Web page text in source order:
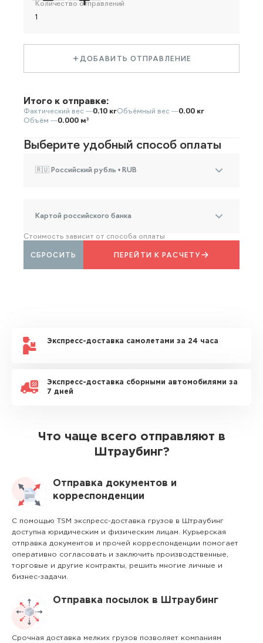
Количество отправлений
ДОБАВИТЬ ОТПРАВЛЕНИЕ
Итого к отправке:
Фактический вес —0.10 кгОбъёмный вес —0.00 кг
Объём —0.000 м³
Выберите удобный способ оплаты
🇷🇺 Российский рубль • RUB
Картой российского банка
Стоимость зависит от способа оплаты
ПЕРЕЙТИ К РАСЧЕТУ
СБРОСИТЬ
Экспресс-доставка самолетами за 24 часа
Экспресс-доставка сборными автомобилями за
7 дней
Что чаще всего отправляют в
Штраубинг?
Отправка документов и
корреспонденции
С помощью TSM экспресс-доставка грузов в Штраубинг
доступна юридическим и физическим лицам. Курьерская
отправка документов и прочей корреспонденции помогает
оперативно согласовать и заключить производственные,
торговые и другие контракты, решить многие личные и
бизнес-задачи.
Отправка посылок в Штраубинг
Срочная доставка мелких грузов позволяет компаниям